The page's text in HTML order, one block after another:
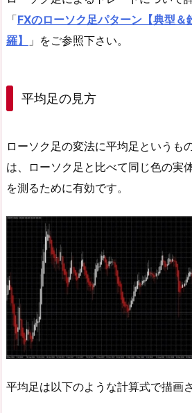
「FXのローソク足パターン【典型＆
羅】
」をご参照下さい。
平均足の見方
ローソク足の変法に平均足というも
は、ローソク足と比べて同じ色の実
を測るために有効です。
平均足は以下のような計算式で描画